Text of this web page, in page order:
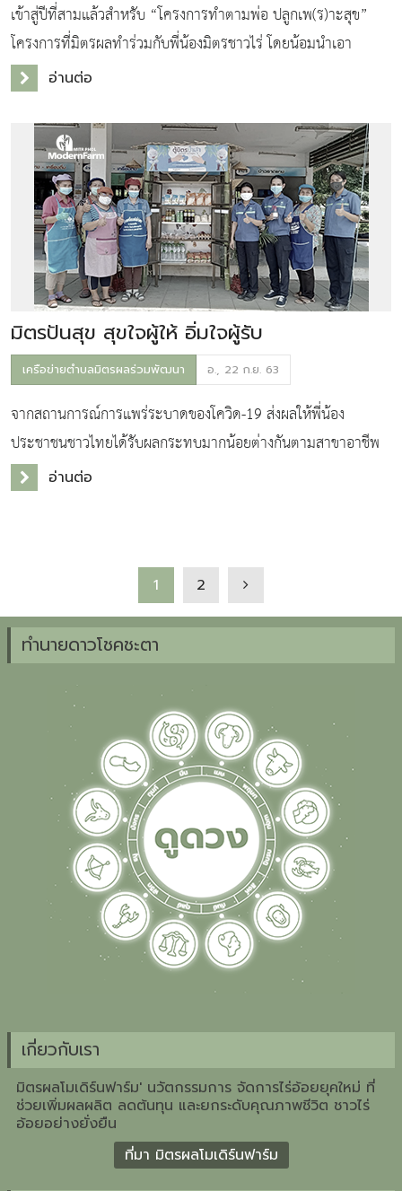
เข้าสู่ปีที่สามแล้วสำหรับ “โครงการทำตามพ่อ ปลูกเพ(ร)าะสุข”
โครงการที่มิตรผลทำร่วมกับพี่น้องมิตรชาวไร่ โดยน้อมนำเอา
ศาสตร์พระราชาด้านการทำเกษตรทฤษฏีใหม่มาสู่เกษตรกรชาวไร่
อ่านต่อ
มิตรปันสุข สุขใจผู้ให้ อิ่มใจผู้รับ
เครือข่ายตำบลมิตรผลร่วมพัฒนา อ., 22 ก.ย. 63
จากสถานการณ์การแพร่ระบาดของโควิด-19 ส่งผลให้พี่น้อง
ประชาชนชาวไทยได้รับผลกระทบมากน้อยต่างกันตามสาขาอาชีพ
จนเกิดกระแสน้ำใจจากคนไทยร่วมกัน สร้างตู้ปันสุขขึ้นมาตามพื้นที่
อ่านต่อ
1 2
ทำนายดาวโชคชะตา
เกี่ยวกับเรา
มิตรผลโมเดิร์นฟาร์ม' นวัตกรรมการ จัดการไร่อ้อยยุคใหม่ ที่
ช่วยเพิ่มผลผลิต ลดต้นทุน และยกระดับคุณภาพชีวิต ชาวไร่
อ้อยอย่างยั่งยืน
ที่มา มิตรผลโมเดิร์นฟาร์ม